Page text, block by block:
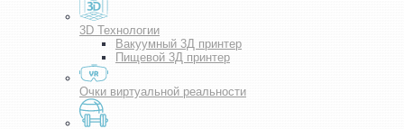
3D Технологии
Вакуумный 3Д принтер
Пищевой 3Д принтер
Очки виртуальной реальности